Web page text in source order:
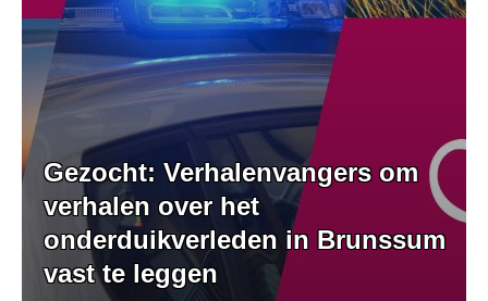
Gezocht: Verhalenvangers om
verhalen over het
onderduikverleden in Brunssum
vast te leggen